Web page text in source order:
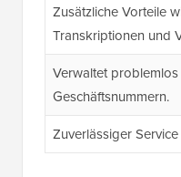
Zusätzliche Vorteile
Transkriptionen und
Verwaltet
Geschäftsnummern.
Zuverlässiger